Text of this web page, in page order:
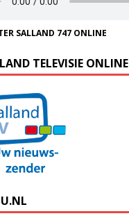
SALLAND 747 ONLINE
TELEVISIE ONLINE